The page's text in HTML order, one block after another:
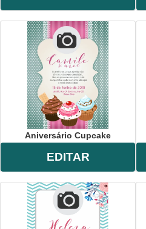
Aniversário Cupcake
EDITAR